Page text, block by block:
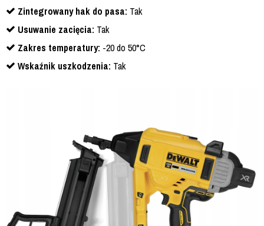
Zintegrowany hak do pasa: Tak
Usuwanie zacięcia: Tak
Zakres temperatury: -20 do 50°C
Wskaźnik uszkodzenia: Tak